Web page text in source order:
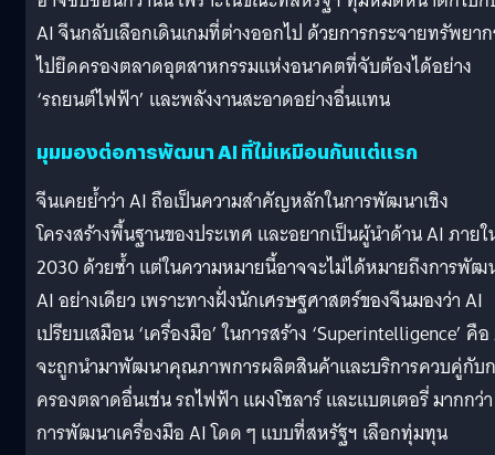
AI จีนกลับเลือกเดินเกมที่ต่างออกไป ด้วยการกระจายทรัพยา
ไปยึดครองตลาดอุตสาหกรรมแห่งอนาคตที่จับต้องได้อย่าง
‘รถยนต์ไฟฟ้า’ และพลังงานสะอาดอย่างอื่นแทน
มุมมองต่อการพัฒนา AI ที่ไม่เหมือนกันแต่แรก
จีนเคยย้ำว่า AI ถือเป็นความสำคัญหลักในการพัฒนาเชิง
โครงสร้างพื้นฐานของประเทศ และอยากเป็นผู้นำด้าน AI ภาย
2030 ด้วยซ้ำ แต่ในความหมายนี้อาจจะไม่ได้หมายถึงการพัฒ
AI อย่างเดียว เพราะทางฝั่งนักเศรษฐศาสตร์ของจีนมองว่า AI
เปรียบเสมือน ‘เครื่องมือ’ ในการสร้าง ‘Superintelligence’ คื
จะถูกนำมาพัฒนาคุณภาพการผลิตสินค้าและบริการควบคู่กับ
ครองตลาดอื่นเช่น รถไฟฟ้า แผงโซลาร์ และแบตเตอรี่ มากกว่า
การพัฒนาเครื่องมือ AI โดด ๆ แบบที่สหรัฐฯ เลือกทุ่มทุน